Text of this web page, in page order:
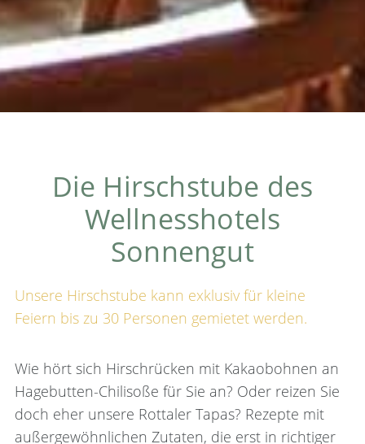
Die Hirschstube des
Wellnesshotels
Sonnengut
Unsere Hirschstube kann exklusiv für kleine
Feiern bis zu 30 Personen gemietet werden.
Wie hört sich Hirschrücken mit Kakaobohnen an
Hagebutten-Chilisoße für Sie an? Oder reizen Sie
doch eher unsere Rottaler Tapas? Rezepte mit
außergewöhnlichen Zutaten, die erst in richtiger